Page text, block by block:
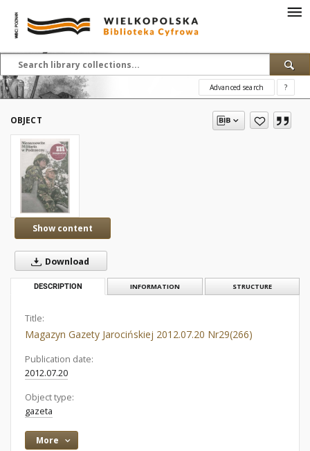
Advanced search ?
OBJECT
Show content
Download
DESCRIPTION INFORMATION STRUCTURE
Title:
Magazyn Gazety Jarocińskiej 2012.07.20 Nr29(266)
Publication date:
2012.07.20
Object type:
gazeta
More